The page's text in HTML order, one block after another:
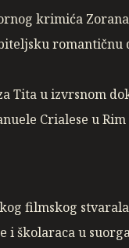
krimića
Tita u izvrsnom
Crialese u
filmskog
i školaraca u